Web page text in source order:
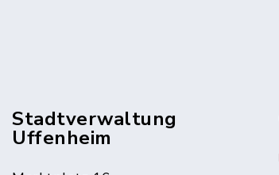
Stadtverwaltung
Uffenheim